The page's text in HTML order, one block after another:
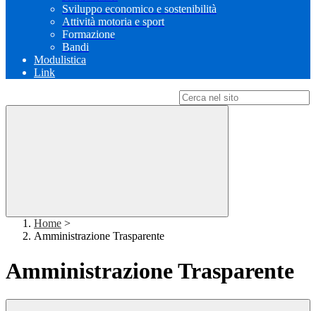
Sviluppo economico e sostenibilità
Attività motoria e sport
Formazione
Bandi
Modulistica
Link
Home >
Amministrazione Trasparente
Amministrazione Trasparente